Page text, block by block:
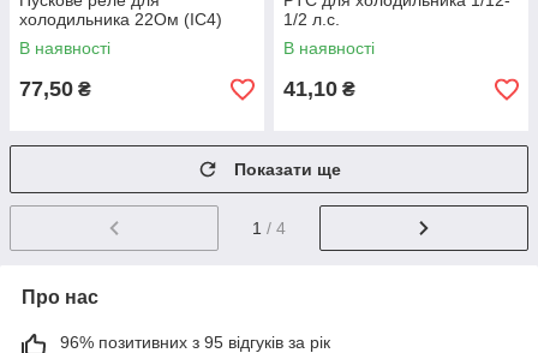
холодильника 22Ом (IC4)
В наявності
77,50 ₴
1/2 л.с.
В наявності
41,10 ₴
Показати ще
1 / 4
Про нас
96% позитивних з 95 відгуків за рік